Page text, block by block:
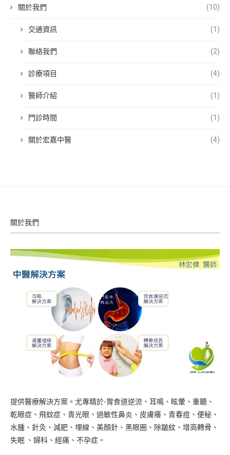
關於我們 (10)
交通資訊 (1)
聯絡我們 (2)
診療項目 (4)
醫師介紹 (1)
門診時間 (1)
關於宏嘉中醫 (4)
關於我們
提供醫療解決方案。尤專精於-胃食道逆流、耳鳴、眩暈、重聽、
乾眼症、飛蚊症、青光眼、過敏性鼻炎、皮膚癢、青春痘、便秘、
水腫、針灸、減肥、埋線、美顏針、黑眼圈、除皺紋、增高轉骨、
失眠 、婦科、經痛、不孕症。